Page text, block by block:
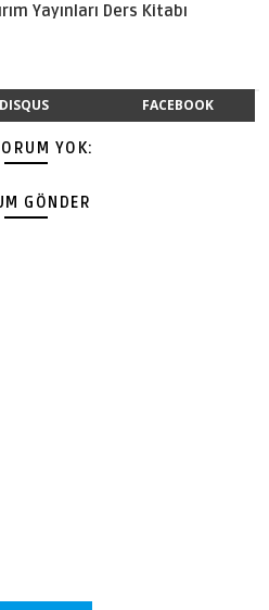
Yayınları Ders Kitabı
DISQUS FACEBOOK
YOK:
GÖNDER